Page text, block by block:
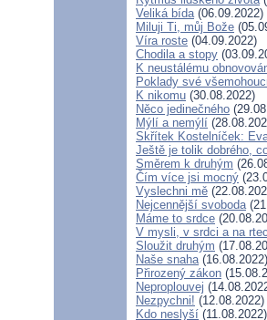
Veliká bída(06.09.2022)
Miluji Ti, můj Bože
Víra roste (04.09.2022)
Chodila a stopy
K neustálému
Poklady své
K nikomu (30.08.2022)
Něco jedinečného
Mýlí a nemýlí
Skřítek Kostelníček:
Ještě je tolik dobrého,
Směrem k druhým
Čím více jsi mocný
Vyslechni mě
Nejcennější svoboda
Máme to srdce
V mysli, v srdci a na
Sloužit druhým
Naše snaha(16.08.2022)
Přirozený zákon
Neproplouvej
Nezpychni! (12.08.2022)
Kdo neslyší (11.08.2022)